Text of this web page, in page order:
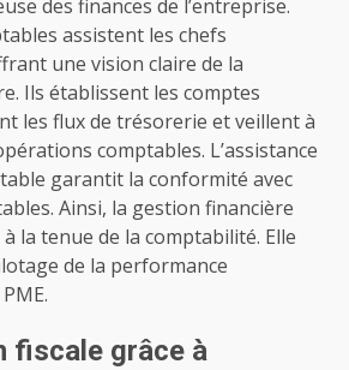
des finances de l’entreprise.
assistent les chefs
une vision claire de la
Ils établissent les comptes
les flux de trésorerie et veillent à
comptables. L’assistance
garantit la conformité avec
Ainsi, la gestion financière
la tenue de la comptabilité. Elle
de la performance
fiscale grâce à